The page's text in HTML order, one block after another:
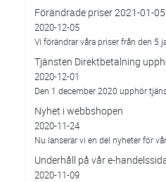
Förändrade priser 2021-01-05
2020-12-05
Vi förändrar våra priser från den 5
Tjänsten Direktbetalning
2020-12-01
Den 1 december 2020 upphör
Nyhet i webbshopen
2020-11-24
Nu lanserar vi en del nyheter för
Underhåll på vår e-
2020-11-09